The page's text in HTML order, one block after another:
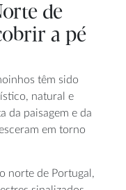
de
a pé
têm sido
natural e
da paisagem e da
em torno
norte de Portugal,